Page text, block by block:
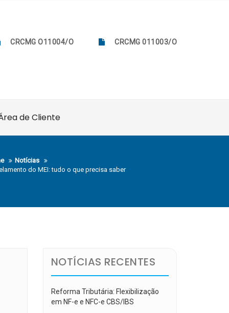
CRCMG O11004/O CRCMG 011003/O
de Cliente
Notícias
do MEI: tudo o que precisa saber
NOTÍCIAS RECENTES
Reforma Tributária: Flexibilização
em NF-e e NFC-e CBS/IBS